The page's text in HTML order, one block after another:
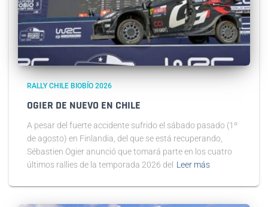
RALLY CHILE BIOBÍO 2026
OGIER DE NUEVO EN CHILE
A pesar del fuerte accidente sufrido el sábado pasado (1º
de agosto) en Finlandia, del que se está recuperando,
Sébastien Ogier anunció que tomará parte en los cuatro
últimos rallies de la temporada 2026 del Leer más